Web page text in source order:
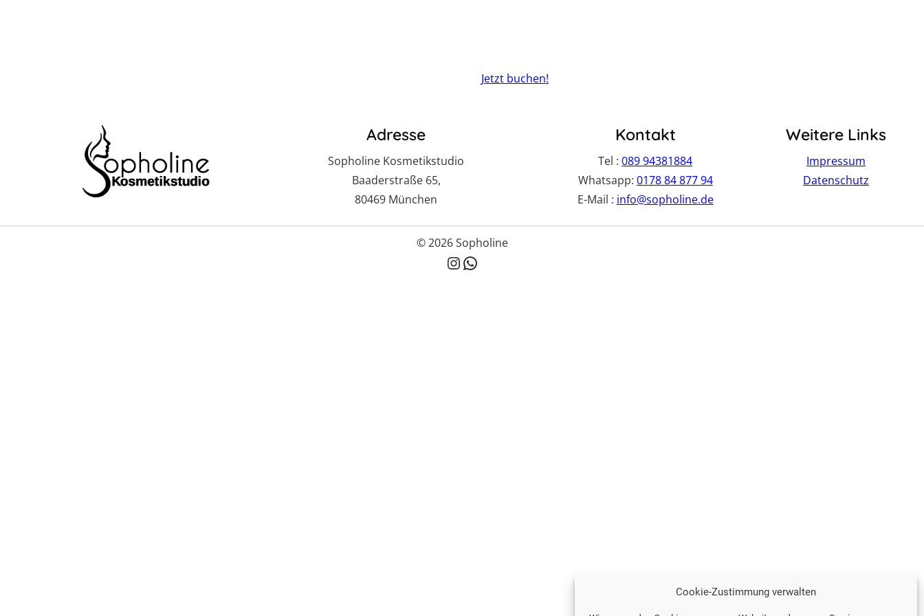
Cookie-Zustimmung verwalten
Jetzt buchen!
Adresse
Sopholine Kosmetikstudio
Baaderstraße 65,
80469 München
Kontakt
Tel :089 94381884
Whatsapp: 0178 84 877 94
E-Mail : info@sopholine.de
Weitere Links
Impressum
Datenschutz
© 2026 Sopholine
Instagram
WhatsApp